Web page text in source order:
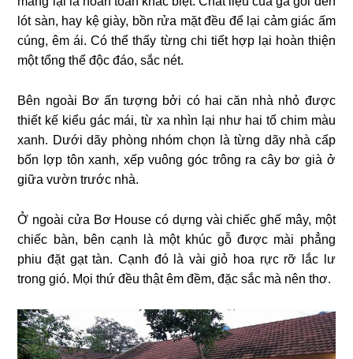
lót sàn, hay kệ giày, bồn rửa mặt đều để lại cảm giác ấm
cúng, êm ái. Có thể thấy từng chi tiết hợp lại hoàn thiện
một tổng thể độc đáo, sắc nét.
Bên ngoài Bơ ấn tượng bởi có hai căn nhà nhỏ được
thiết kế kiểu gác mái, từ xa nhìn lại như hai tổ chim màu
xanh. Dưới dãy phòng nhóm chọn là từng dãy nhà cấp
bốn lợp tôn xanh, xếp vuông góc trông ra cây bơ già ở
giữa vườn trước nhà.
Ở ngoài cửa Bơ House có dựng vài chiếc ghế mây, một
chiếc bàn, bên cạnh là một khúc gỗ được mài phẳng
phiu đặt gạt tàn. Cạnh đó là vài giỏ hoa rực rỡ lắc lư
trong gió. Mọi thứ đều thật êm đềm, đặc sắc mà nên thơ.